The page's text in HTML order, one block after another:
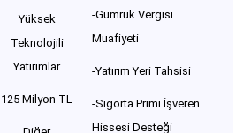
Yüksek
Teknolojili
Yatırımlar
125 Milyon TL
-Gümrük Vergisi
Muafiyeti
-Yatırım Yeri Tahsisi
-Sigorta Primi İşveren
Hissesi Desteği